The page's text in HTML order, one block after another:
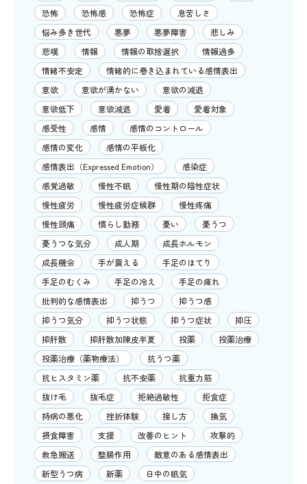
恐怖
恐怖感 恐怖症
息苦しさ
悩み多き世代
悪夢 悪夢障害
悲しみ
悲嘆
情報 情報の取捨選択
情報過多
情緒不安定
情緒的に巻き込まれている感情表出
意欲
意欲が湧かない
意欲の減退
意欲低下
意欲減退 愛着
愛着対象
感受性
感情
感情のコントロール
感情の変化
感情の平板化
感情表出（Expressed Emotion）
感染症
感覚過敏
慢性不眠
慢性期の陰性症状
慢性疲労
慢性疲労症候群
慢性疼痛
慢性頭痛
慣らし勤務 憂い
憂うつ
憂うつな気分
成人期
成長ホルモン
成長機会
手が震える
手足のほてり
手足のむくみ
手足の冷え
手足の痺れ
批判的な感情表出
抑うつ
抑うつ感
抑うつ気分
抑うつ状態 抑うつ症状
抑圧
抑肝散
抑肝散加陳皮半夏 投薬
投薬治療
投薬治療（薬物療法）
抗うつ薬
抗ヒスタミン薬
抗不安薬
抗重力筋
抜け毛
抜毛症 拒絶過敏性
拒食症
持病の悪化
挫折体験 接し方
換気
摂食障害
支援 改善のヒント
攻撃的
救急搬送
整腸作用
敵意のある感情表出
新型うつ病
新薬
日中の眠気